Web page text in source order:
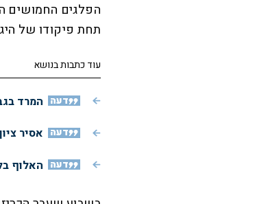
הפלגים החמושים
תחת פיקודו של
עוד כתבות בנושא
דעה המרד
דעה אסיר
דעה האלוף